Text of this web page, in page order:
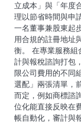
立成本」與「年度
理以節省時間與申
一名董事兼股東起
用合規的註冊地址
衡。 在專業服務組
計與報稅諮詢打包
限公司費用的不同
選配」兩張清單，
而定，例如商標諮
位化能直接反映在
帳自動化，審計與